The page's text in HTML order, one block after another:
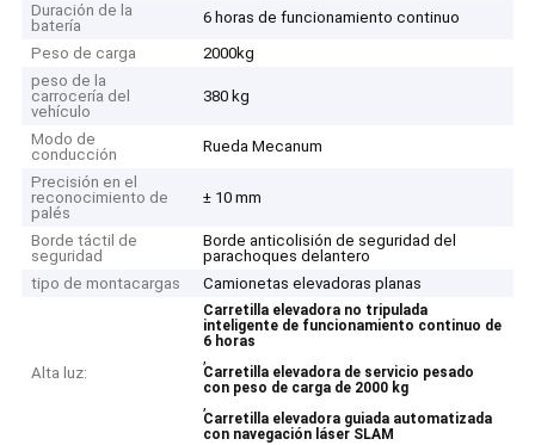
Duración de la
batería
6 horas de funcionamiento continuo
Peso de carga
2000kg
peso de la
carrocería del
vehículo
380 kg
Modo de
conducción
Rueda Mecanum
Precisión en el
reconocimiento de
palés
± 10 mm
Borde táctil de
seguridad
Borde anticolisión de seguridad del
parachoques delantero
tipo de montacargas
Camionetas elevadoras planas
Alta luz:
Carretilla elevadora no tripulada
inteligente de funcionamiento continuo de
6 horas
,
Carretilla elevadora de servicio pesado
con peso de carga de 2000 kg
,
Carretilla elevadora guiada automatizada
con navegación láser SLAM